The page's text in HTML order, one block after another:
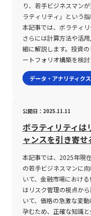
り、若手ビジネスマン
ラティリティ」という
本記事では、ボラティ
さらには計算方法や活
細に解説します。投資
ートフォリオ構築を検
となるでしょう。 ボラティリティとは ボラティリティとは、金融
市場における価格変動
を数値化したもので、
で表現されます。例え
大幅な値動きを見せる
ンと評価される一方、
推移を示し、ローリス
リティの評価は、従来
ラティリティ(HV)」と
ボラティリティ(IV)」の
ィリティは、過去一定
学でいう標準偏差「σ(
データ・アナリティクス
公開日：2025.11.11
ボラティリティ
ャンスを引き寄
本記事では、2025年現
の若手ビジネスマンに
いて、金融市場におけ
はリスク管理の視点か
いて、価格の急激な変
孕むため、正確な知識